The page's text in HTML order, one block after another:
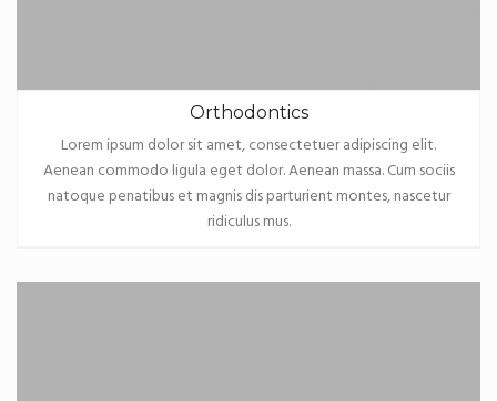
Orthodontics
Lorem ipsum dolor sit amet, consectetuer adipiscing elit.
Aenean commodo ligula eget dolor. Aenean massa. Cum sociis
natoque penatibus et magnis dis parturient montes, nascetur
ridiculus mus.